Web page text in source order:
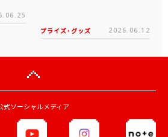
プライズ・グッズ 2026.06.12
式ソーシャルメディア